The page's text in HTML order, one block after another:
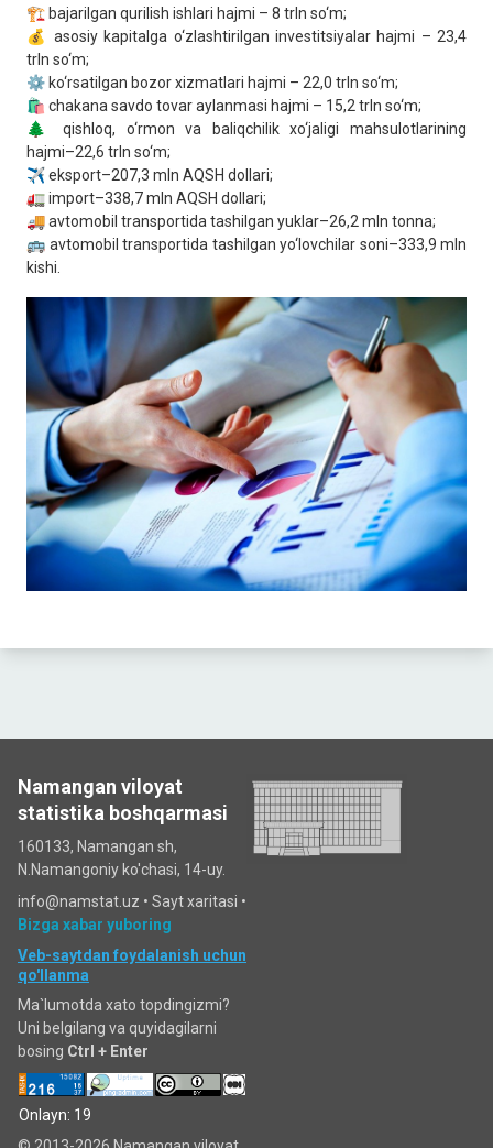
🏗 bajarilgan qurilish ishlari hajmi – 8 trln so‘m;
💰 asosiy kapitalga o‘zlashtirilgan investitsiyalar hajmi – 23,4
trln so‘m;
⚙️ ko‘rsatilgan bozor xizmatlari hajmi – 22,0 trln so‘m;
🛍 chakana savdo tovar aylanmasi hajmi – 15,2 trln so‘m;
🌲 qishloq, o‘rmon va baliqchilik xo‘jaligi mahsulotlarining
hajmi–22,6 trln so‘m;
✈️ eksport–207,3 mln AQSH dollari;
🚛 import–338,7 mln AQSH dollari;
🚚 avtomobil transportida tashilgan yuklar–26,2 mln tonna;
🚌 avtomobil transportida tashilgan yo‘lovchilar soni–333,9 mln
kishi.
Namangan viloyat
statistika boshqarmasi
160133, Namangan sh,
N.Namangoniy ko'chasi, 14-uy.
info@namstat.uz • Sayt xaritasi •
Bizga xabar yuboring
Veb-saytdan foydalanish uchun
qo'llanma
Ma`lumotda xato topdingizmi?
Uni belgilang va quyidagilarni
bosing Ctrl + Enter
Onlayn: 19